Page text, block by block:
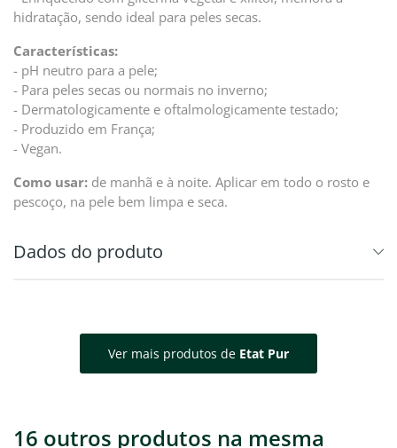
hidratação, sendo ideal para peles secas.
Características:
- pH neutro para a pele;
- Para peles secas ou normais no inverno;
- Dermatologicamente e oftalmologicamente testado;
- Produzido em França;
- Vegan.
Como usar: de manhã e à noite. Aplicar em todo o rosto e
pescoço, na pele bem limpa e seca.
Dados do produto
Ver mais produtos de Etat Pur
16 outros produtos na mesma